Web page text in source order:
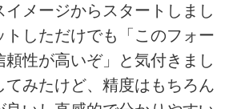
イメージからスタートしまし
トしただけでも「このフォー
頼性が高いぞ」と気付きまし
てみたけど、精度はもちろん